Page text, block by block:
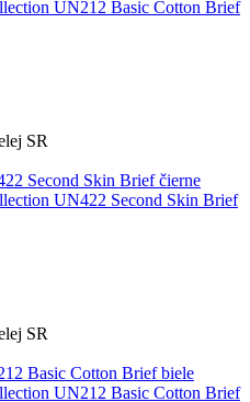
UN212 Basic Cotton Brief
SR
UN422 Second Skin Brief
SR
UN212 Basic Cotton Brief